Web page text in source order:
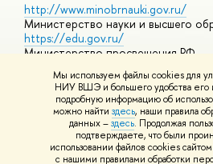
Мы используем файлы cookies для
НИУ ВШЭ и большего удобства его
подробную информацию об
можно найти здесь, наши правила
данных –здесь. Продолжая
подтверждаете, что были
использовании файлов cookies
с нашими правилами обработки
http://www.minobrnauki.gov.ru/
Министерство науки и высшего
https://edu.gov.ru/
Министерство просвещения РФ
https://elearning.hse.ru/mooc
Массовые открытые онлайн-курсы
© НИУ ВШЭ 1993–2026 Адреса и
использования материалов Политика